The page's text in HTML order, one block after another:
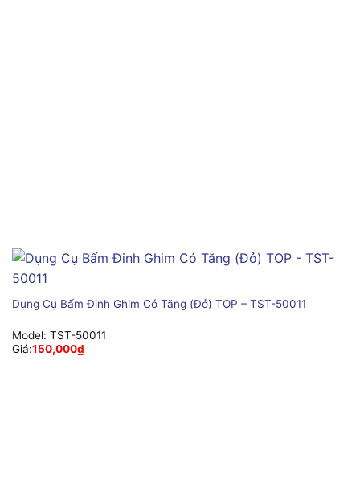
Dụng Cụ Bấm Đinh Ghim Có Tăng (Đỏ) TOP – TST-50011
Model: TST-50011
Giá:150,000₫